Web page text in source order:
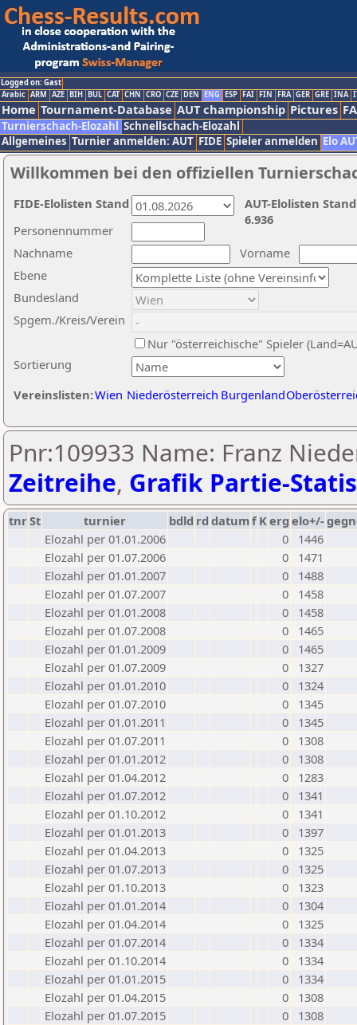
Logged on: Gast
Arabic ARM AZE BIH BUL CAT CHN CRO CZE DEN ENG ESP FAI FIN FRA GER GRE INA
Home Tournament-Database AUT championship Pictures
Turnierschach-Elozahl Schnellschach-Elozahl
Allgemeines Turnier anmelden: AUT FIDE Spieler anmelden Elo
Willkommen bei den offiziellen
Nachname
Vorname
Ebene
Sortierung
Personennummer
Bundesland
Spgem./Kreis/Verein
Nur "österreichische" Spieler
Vereinslisten:Wien Niederösterreich Burgenland
AUT-Elolisten
6.936
FIDE-Elolisten Stand
Pnr:109933 Name: Franz
Zeitreihe, Grafik Partie-
tnrSt turnier bdld rd datumf Kerg elo+/-
Elozahl per 01.01.2006
0
1446
Elozahl per 01.07.2006
0
1471
Elozahl per 01.01.2007
0
1488
Elozahl per 01.07.2007
0
1458
Elozahl per 01.01.2008
0
1458
Elozahl per 01.07.2008
0
1465
Elozahl per 01.01.2009
0
1465
Elozahl per 01.07.2009
0
1327
Elozahl per 01.01.2010
0
1324
Elozahl per 01.07.2010
0
1345
Elozahl per 01.01.2011
0
1345
Elozahl per 01.07.2011
0
1308
Elozahl per 01.01.2012
0
1308
Elozahl per 01.04.2012
0
1283
Elozahl per 01.07.2012
0
1341
Elozahl per 01.10.2012
0
1341
Elozahl per 01.01.2013
0
1397
Elozahl per 01.04.2013
0
1325
Elozahl per 01.07.2013
0
1325
Elozahl per 01.10.2013
0
1323
Elozahl per 01.01.2014
0
1304
Elozahl per 01.04.2014
0
1325
Elozahl per 01.07.2014
0
1334
Elozahl per 01.10.2014
0
1334
Elozahl per 01.01.2015
0
1334
Elozahl per 01.04.2015
0
1308
Elozahl per 01.07.2015
0
1308